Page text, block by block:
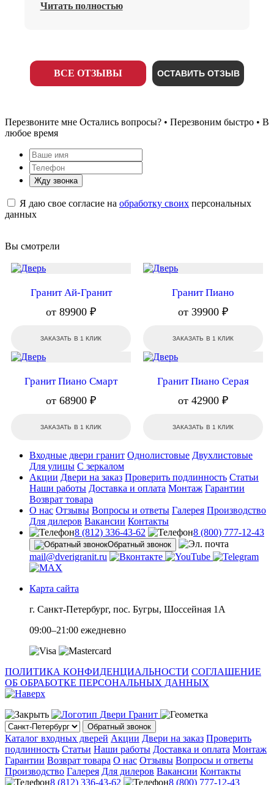
Читать полностью
ВСЕ ОТЗЫВЫ ОСТАВИТЬ ОТЗЫВ
Перезвоните мне Остались вопросы? • Перезвоним быстро • В
любое время
Жду звонка
Я даю свое согласие на обработку своих персональных
данных
Вы смотрели
Гранит Ай-Гранит
от 89900 ₽
ЗАКАЗАТЬ В 1 КЛИК
Гранит Пиано
от 39900 ₽
ЗАКАЗАТЬ В 1 КЛИК
Гранит Пиано Смарт
от 68900 ₽
ЗАКАЗАТЬ В 1 КЛИК
Гранит Пиано Серая
от 42900 ₽
ЗАКАЗАТЬ В 1 КЛИК
Входные двери гранит Однолистовые Двухлистовые
Для улицы С зеркалом
Акции Двери на заказ Проверить подлинность Статьи
Наши работы Доставка и оплата Монтаж Гарантии
Возврат товара
О нас Отзывы Вопросы и ответы Галерея Производство
Для дилеров Вакансии Контакты
8 (812) 336-43-62
8 (800) 777-12-43
Обратный звонок
mail@dverigranit.ru
Карта сайта
г. Санкт-Петербург, пос. Бугры, Шоссейная 1А
09:00–21:00 ежедневно
ПОЛИТИКА КОНФИДЕНЦИАЛЬНОСТИ СОГЛАШЕНИЕ
ОБ ОБРАБОТКЕ ПЕРСОНАЛЬНЫХ ДАННЫХ
Обратный звонок
Каталог входных дверей Акции Двери на заказ Проверить
подлинность Статьи Наши работы Доставка и оплата Монтаж
Гарантии Возврат товара О нас Отзывы Вопросы и ответы
Производство Галерея Для дилеров Вакансии Контакты
8 (812) 336-43-62
8 (800) 777-12-43